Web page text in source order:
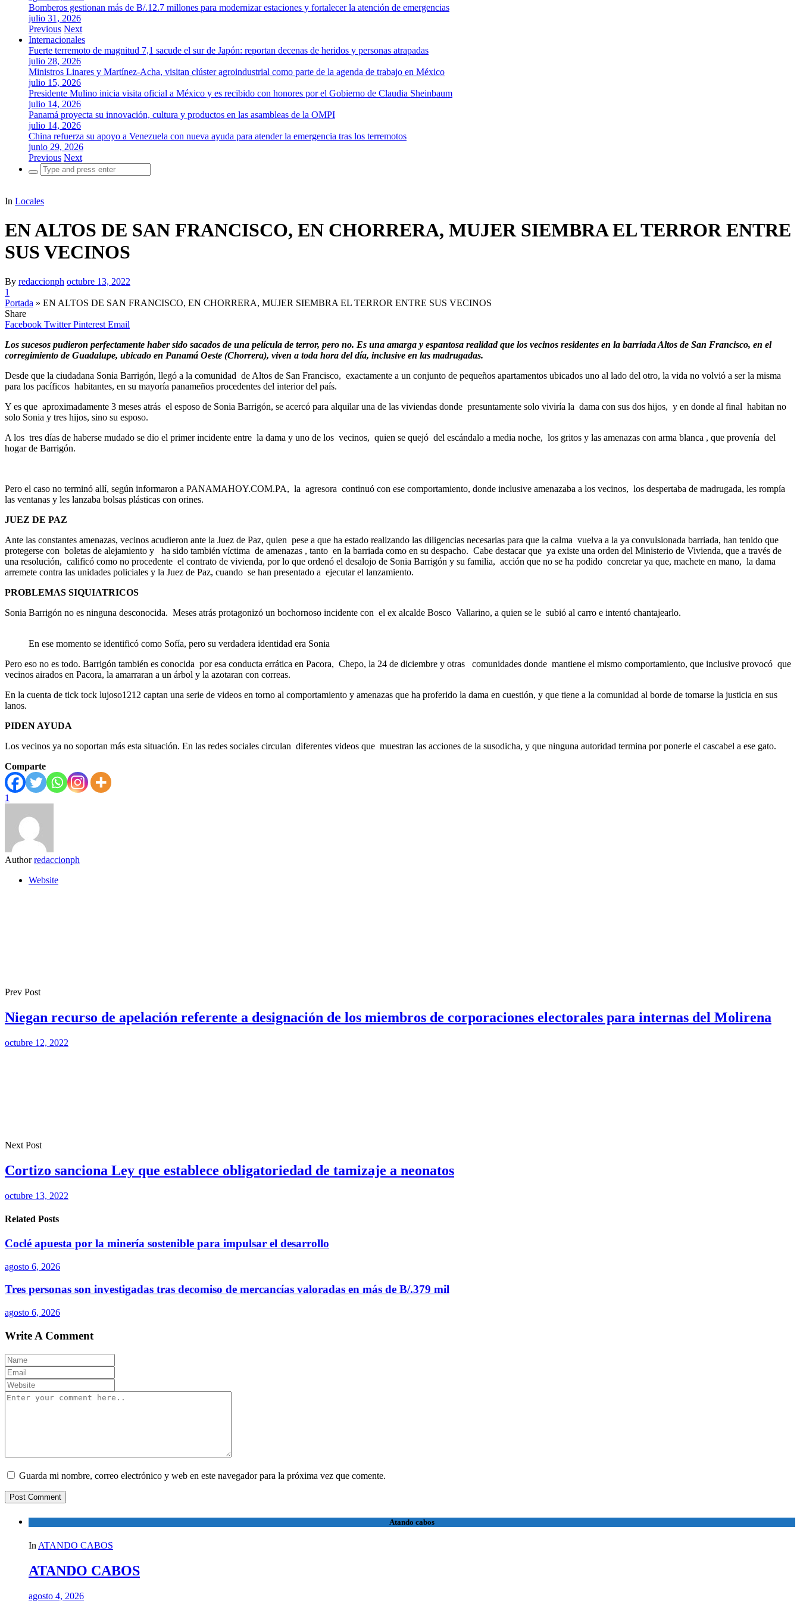
Bomberos gestionan más de B/.12.7 millones para modernizar estaciones y fortalecer la atención de emergencias
julio 31, 2026
Previous Next
Internacionales
Fuerte terremoto de magnitud 7,1 sacude el sur de Japón: reportan decenas de heridos y personas atrapadas
julio 28, 2026
Ministros Linares y Martínez-Acha, visitan clúster agroindustrial como parte de la agenda de trabajo en México
julio 15, 2026
Presidente Mulino inicia visita oficial a México y es recibido con honores por el Gobierno de Claudia Sheinbaum
julio 14, 2026
Panamá proyecta su innovación, cultura y productos en las asambleas de la OMPI
julio 14, 2026
China refuerza su apoyo a Venezuela con nueva ayuda para atender la emergencia tras los terremotos
junio 29, 2026
Previous Next
Search
for:
In Locales
EN ALTOS DE SAN FRANCISCO, EN CHORRERA, MUJER SIEMBRA EL TERROR ENTRE
SUS VECINOS
By redaccionph octubre 13, 2022
1
Portada » EN ALTOS DE SAN FRANCISCO, EN CHORRERA, MUJER SIEMBRA EL TERROR ENTRE SUS VECINOS
Share
Facebook Twitter Pinterest Email
Los sucesos pudieron perfectamente haber sido sacados de una película de terror, pero no. Es una amarga y espantosa realidad que los vecinos residentes en la barriada Altos de San Francisco, en el
corregimiento de Guadalupe, ubicado en Panamá Oeste (Chorrera), viven a toda hora del día, inclusive en las madrugadas.
Desde que la ciudadana Sonia Barrigón, llegó a la comunidad de Altos de San Francisco, exactamente a un conjunto de pequeños apartamentos ubicados uno al lado del otro, la vida no volvió a ser la misma
para los pacíficos habitantes, en su mayoría panameños procedentes del interior del país.
Y es que aproximadamente 3 meses atrás el esposo de Sonia Barrigón, se acercó para alquilar una de las viviendas donde presuntamente solo viviría la dama con sus dos hijos, y en donde al final habitan no
solo Sonia y tres hijos, sino su esposo.
A los tres días de haberse mudado se dio el primer incidente entre la dama y uno de los vecinos, quien se quejó del escándalo a media noche, los gritos y las amenazas con arma blanca , que provenía del
hogar de Barrigón.
Pero el caso no terminó allí, según informaron a PANAMAHOY.COM.PA, la agresora continuó con ese comportamiento, donde inclusive amenazaba a los vecinos, los despertaba de madrugada, les rompía
las ventanas y les lanzaba bolsas plásticas con orines.
JUEZ DE PAZ
Ante las constantes amenazas, vecinos acudieron ante la Juez de Paz, quien pese a que ha estado realizando las diligencias necesarias para que la calma vuelva a la ya convulsionada barriada, han tenido que
protegerse con boletas de alejamiento y ha sido también víctima de amenazas , tanto en la barriada como en su despacho. Cabe destacar que ya existe una orden del Ministerio de Vivienda, que a través de
una resolución, calificó como no procedente el contrato de vivienda, por lo que ordenó el desalojo de Sonia Barrigón y su familia, acción que no se ha podido concretar ya que, machete en mano, la dama
arremete contra las unidades policiales y la Juez de Paz, cuando se han presentado a ejecutar el lanzamiento.
PROBLEMAS SIQUIATRICOS
Sonia Barrigón no es ninguna desconocida. Meses atrás protagonizó un bochornoso incidente con el ex alcalde Bosco Vallarino, a quien se le subió al carro e intentó chantajearlo.
En ese momento se identificó como Sofía, pero su verdadera identidad era Sonia
Pero eso no es todo. Barrigón también es conocida por esa conducta errática en Pacora, Chepo, la 24 de diciembre y otras comunidades donde mantiene el mismo comportamiento, que inclusive provocó que
vecinos airados en Pacora, la amarraran a un árbol y la azotaran con correas.
En la cuenta de tick tock lujoso1212 captan una serie de videos en torno al comportamiento y amenazas que ha proferido la dama en cuestión, y que tiene a la comunidad al borde de tomarse la justicia en sus
lanos.
PIDEN AYUDA
Los vecinos ya no soportan más esta situación. En las redes sociales circulan diferentes videos que muestran las acciones de la susodicha, y que ninguna autoridad termina por ponerle el cascabel a ese gato.
Comparte
1
Author redaccionph
Website
Prev Post
Niegan recurso de apelación referente a designación de los miembros de corporaciones electorales para internas del Molirena
octubre 12, 2022
Next Post
Cortizo sanciona Ley que establece obligatoriedad de tamizaje a neonatos
octubre 13, 2022
Related Posts
Coclé apuesta por la minería sostenible para impulsar el desarrollo
agosto 6, 2026
Tres personas son investigadas tras decomiso de mercancías valoradas en más de B/.379 mil
agosto 6, 2026
Write A Comment
Guarda mi nombre, correo electrónico y web en este navegador para la próxima vez que comente.
Atando cabos
In ATANDO CABOS
ATANDO CABOS
agosto 4, 2026